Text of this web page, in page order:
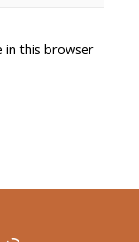
in this browser